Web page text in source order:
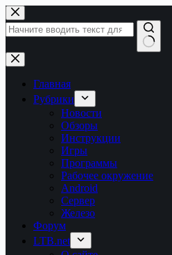
Перейти
к
сути
Ничего
не
найденоГлавная
Рубрики
Новости
Обзоры
Инструкции
Игры
Программы
Рабочее окружение
Android
Сервер
Железо
Форум
LTB.net